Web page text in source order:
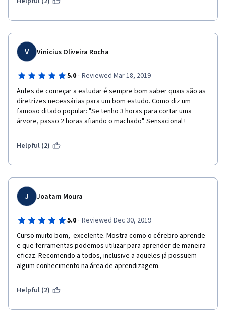
V Vinicius Oliveira Rocha
5.0 · Reviewed Mar 18, 2019
Antes de começar a estudar é sempre bom saber quais são as
diretrizes necessárias para um bom estudo. Como diz um
famoso ditado popular: "Se tenho 3 horas para cortar uma
árvore, passo 2 horas afiando o machado". Sensacional !
Helpful (2)
J Joatam Moura
5.0 · Reviewed Dec 30, 2019
Curso muito bom,  excelente. Mostra como o cérebro aprende
e que ferramentas podemos utilizar para aprender de maneira
eficaz. Recomendo a todos, inclusive a aqueles já possuem
algum conhecimento na área de aprendizagem.
Helpful (2)